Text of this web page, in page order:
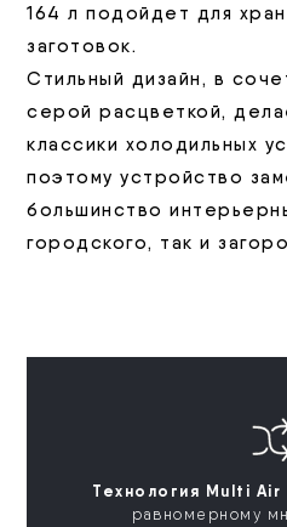
164 л подойдет для
заготовок.
Стильный дизайн, в
серой расцветкой,
классики холодильных
поэтому устройство
большинство
городского, так и
Технология Multi Air
равномерному